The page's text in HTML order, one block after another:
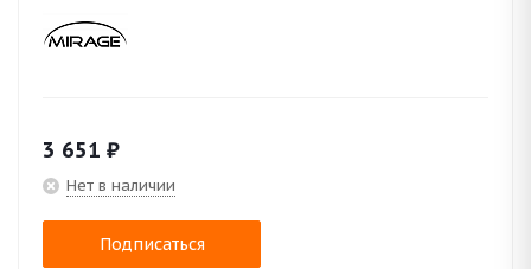
3 651 ₽
Нет в наличии
Подписаться